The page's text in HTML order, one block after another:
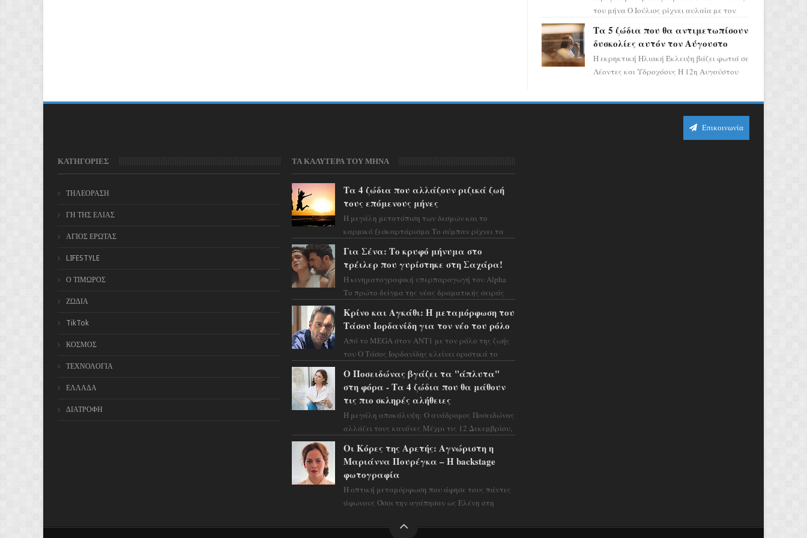
του μήνα Ο Ιούλιος ρίχνει αυλαία με τον
περνάει στο ζώδιο τω...
Τα 5 ζώδια που θα αντιμετωπίσουν
δυσκολίες αυτόν τον Αύγουστο
Η εκρηκτική Ηλιακή Έκλειψη βάζει φωτιά σε
Λέοντες και Υδροχόους Η 12η Αυγούστου
Επικοινωνία
ΚΑΤΗΓΟΡΙΕΣ
ΤΗΛΕΟΡΑΣΗ
ΓΗ ΤΗΣ ΕΛΙΑΣ
ΑΓΙΟΣ ΕΡΩΤΑΣ
LIFESTYLE
Ο ΤΙΜΩΡΟΣ
ΖΩΔΙΑ
TikTok
ΚΟΣΜΟΣ
ΤΕΧΝΟΛΟΓΙΑ
ΕΛΛΑΔΑ
ΔΙΑΤΡΟΦΗ
ΤΑ ΚΑΛΥΤΕΡΑ ΤΟΥ ΜΗΝΑ
Τα 4 ζώδια που αλλάζουν ριζικά ζωή
τους επόμενους μήνες
Η μεγάλη μετατόπιση των δεσμών και το
καρμικό ξεσκαρτάρισμα Το σύμπαν ρίχνει τα
προειδοποιεί: οι σελην...
Για Σένα: Το κρυφό μήνυμα στο
τρέιλερ που γυρίστηκε στη Σαχάρα!
Η κινηματογραφική υπερπαραγωγή του Alpha
Το πρώτο δείγμα της νέας δραματικής σειράς
κάθε π...
Κρίνο και Αγκάθι: Η μεταμόρφωση του
Τάσου Ιορδανίδη για τον νέο του ρόλο
Από το MEGA στον ΑΝΤ1 με τον ρόλο της ζωής
του Ο Τάσος Ιορδανίδης κλείνει οριστικά το
Μόνο» ...
Ο Ποσειδώνας βγάζει τα "άπλυτα"
στη φόρα - Τα 4 ζώδια που θα μάθουν
τις πιο σκληρές αλήθειες
Η μεγάλη αποκάλυψη: Ο ανάδρομος Ποσειδώνας
αλλάζει τους κανόνες Μέχρι τις 12 Δεκεμβρίου,
μυστηρίου ...
Οι Κόρες της Αρετής: Αγνώριστη η
Μαριάννα Πουρέγκα – H backstage
φωτογραφία
Η οπτική μεταμόρφωση που άφησε τους πάντες
άφωνους Όσοι την αγάπησαν ως Ελένη στη
προετοιμαστο...